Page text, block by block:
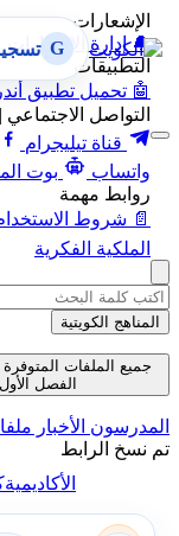
الإشعارات
🔔 إدارة الإشعارات
التطبيقات
🤖 تحميل تطبيق
التواصل
قناة تيليجرام
واتساب
بوت
روابط مهمة
📄 شروط
الملكية الفكرية
G
المناهج الكويتية
جميع الملفات
الفصل الأول
المدرسون الأخبار
تم نسخ الرابط
الأكاديمية